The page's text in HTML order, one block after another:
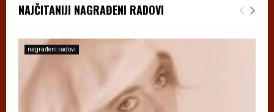
NAJČITANIJI NAGRAĐENI RADOVI
nagrađeni radovi